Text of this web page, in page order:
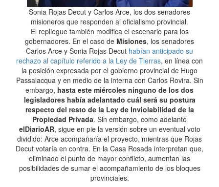
Sonia Rojas Decut y Carlos Arce, los dos senadores
misioneros que responden al oficialismo provincial.
El repliegue también modifica el escenario para los
gobernadores. En el caso de Misiones, los senadores
Carlos Arce y Sonia Rojas Decut habían anticipado su
rechazo al capítulo referido a la Ley de Tierras, en línea con
la posición expresada por el gobierno provincial de Hugo
Passalacqua y en medio de la interna con Carlos Rovira. Sin
embargo, hasta este miércoles ninguno de los dos
legisladores había adelantado cuál será su postura
respecto del resto de la Ley de Inviolabilidad de la
Propiedad Privada. Sin embargo, como adelantó
elDiarioAR, sigue en pie la versión sobre un eventual voto
dividido: Arce acompañaría el proyecto, mientras que Rojas
Decut votaría en contra. En la Casa Rosada interpretan que,
eliminado el punto de mayor conflicto, aumentan las
posibilidades de sumar el acompañamiento de los bloques
provinciales.